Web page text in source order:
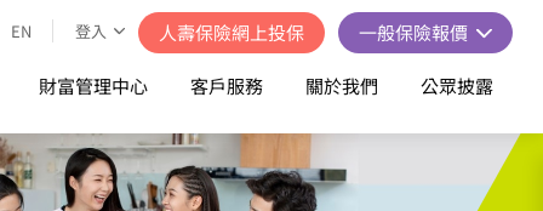
EN 登入 人壽保險網上投保 一般保險報價
財富管理中心 客戶服務 關於我們 公眾披露